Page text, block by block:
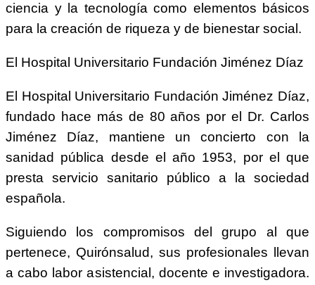
ciencia y la tecnología como elementos básicos
para la creación de riqueza y de bienestar social.
El Hospital Universitario Fundación Jiménez Díaz
El Hospital Universitario Fundación Jiménez Díaz,
fundado hace más de 80 años por el Dr. Carlos
Jiménez Díaz, mantiene un concierto con la
sanidad pública desde el año 1953, por el que
presta servicio sanitario público a la sociedad
española.
Siguiendo los compromisos del grupo al que
pertenece, Quirónsalud, sus profesionales llevan
a cabo labor asistencial, docente e investigadora.